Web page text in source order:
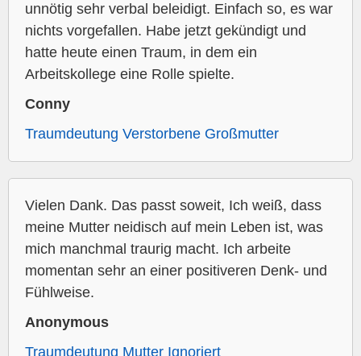
unnötig sehr verbal beleidigt. Einfach so, es war
nichts vorgefallen. Habe jetzt gekündigt und
hatte heute einen Traum, in dem ein
Arbeitskollege eine Rolle spielte.
Conny
Traumdeutung Verstorbene Großmutter
Vielen Dank. Das passt soweit, Ich weiß, dass
meine Mutter neidisch auf mein Leben ist, was
mich manchmal traurig macht. Ich arbeite
momentan sehr an einer positiveren Denk- und
Fühlweise.
Anonymous
Traumdeutung Mutter Ignoriert